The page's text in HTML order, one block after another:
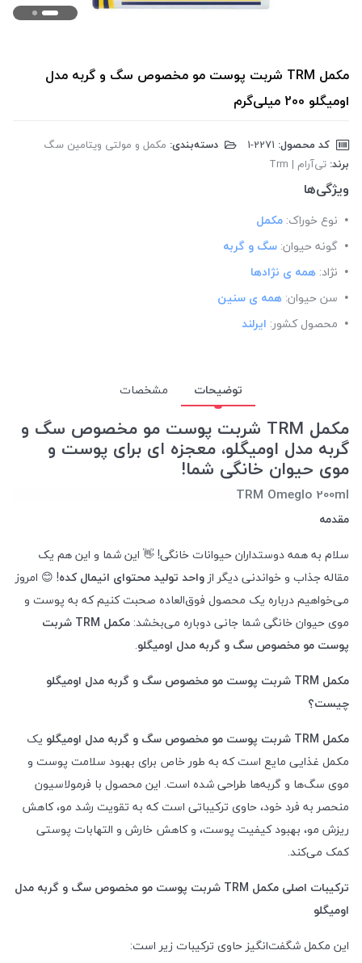
مکمل TRM شربت پوست مو مخصوص سگ و گربه مدل
اومیگلو 200 میلی‌گرم
کد محصول: دسته‌بندی: مکمل و مولتی ویتامین سگ
برند: تی‌آر‌ام | Trm
ویژگی‌ها
نوع خوراک: مکمل
گونه حیوان: سگ و گربه
نژاد: همه ی نژادها
سن حیوان: همه ی سنین
محصول کشور: ایرلند
توضیحات مشخصات
مکمل TRM شربت پوست مو مخصوص سگ و
گربه مدل اومیگلو، معجزه ای برای پوست و
موی حیوان خانگی شما!
TRM Omeglo 200ml
مقدمه
سلام به همه دوستداران حیوانات خانگی! 👋 این شما و این هم یک
مقاله جذاب و خواندنی دیگر از واحد تولید محتوای انیمال کده! 😊 امروز
می‌خواهیم درباره یک محصول فوق‌العاده صحبت کنیم که به پوست و
موی حیوان خانگی شما جانی دوباره می‌بخشد: مکمل TRM شربت
پوست مو مخصوص سگ و گربه مدل اومیگلو.
مکمل TRM شربت پوست مو مخصوص سگ و گربه مدل اومیگلو
چیست؟
مکمل TRM شربت پوست مو مخصوص سگ و گربه مدل اومیگلو یک
مکمل غذایی مایع است که به طور خاص برای بهبود سلامت پوست و
موی سگ‌ها و گربه‌ها طراحی شده است. این محصول با فرمولاسیون
منحصر به فرد خود، حاوی ترکیباتی است که به تقویت رشد مو، کاهش
ریزش مو، بهبود کیفیت پوست، و کاهش خارش و التهابات پوستی
کمک می‌کند.
ترکیبات اصلی مکمل TRM شربت پوست مو مخصوص سگ و گربه مدل
اومیگلو
این مکمل شگفت‌انگیز حاوی ترکیبات زیر است: